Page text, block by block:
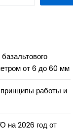
от 6 до 60 мм
работы и
на 2026 год от